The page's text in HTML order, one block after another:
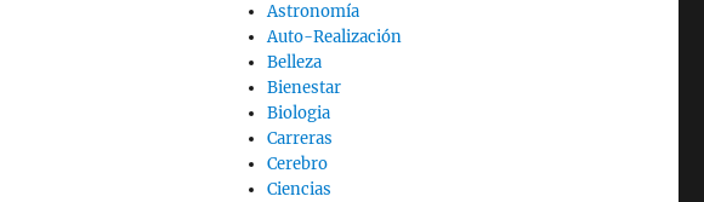
Astronomía
Auto-Realización
Belleza
Bienestar
Biologia
Carreras
Cerebro
Ciencias